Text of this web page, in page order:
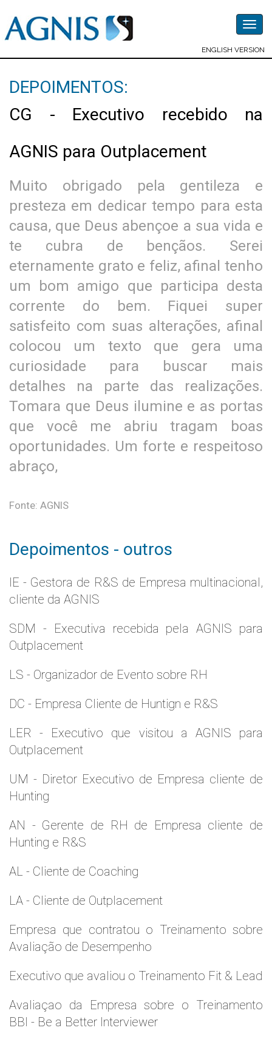
ENGLISH VERSION
DEPOIMENTOS:
CG - Executivo recebido na
AGNIS para Outplacement
Muito obrigado pela gentileza e
presteza em dedicar tempo para esta
causa, que Deus abençoe a sua vida e
te cubra de bençãos. Serei
eternamente grato e feliz, afinal tenho
um bom amigo que participa desta
corrente do bem. Fiquei super
satisfeito com suas alterações, afinal
colocou um texto que gera uma
curiosidade para buscar mais
detalhes na parte das realizações.
Tomara que Deus ilumine e as portas
que você me abriu tragam boas
oportunidades. Um forte e respeitoso
abraço,
Fonte: AGNIS
Depoimentos - outros
IE - Gestora de R&S de Empresa multinacional,
cliente da AGNIS
SDM - Executiva recebida pela AGNIS para
Outplacement
LS - Organizador de Evento sobre RH
DC - Empresa Cliente de Huntign e R&S
LER - Executivo que visitou a AGNIS para
Outplacement
UM - Diretor Executivo de Empresa cliente de
Hunting
AN - Gerente de RH de Empresa cliente de
Hunting e R&S
AL - Cliente de Coaching
LA - Cliente de Outplacement
Empresa que contratou o Treinamento sobre
Avaliação de Desempenho
Executivo que avaliou o Treinamento Fit & Lead
Avaliaçao da Empresa sobre o Treinamento
BBI - Be a Better Interviewer